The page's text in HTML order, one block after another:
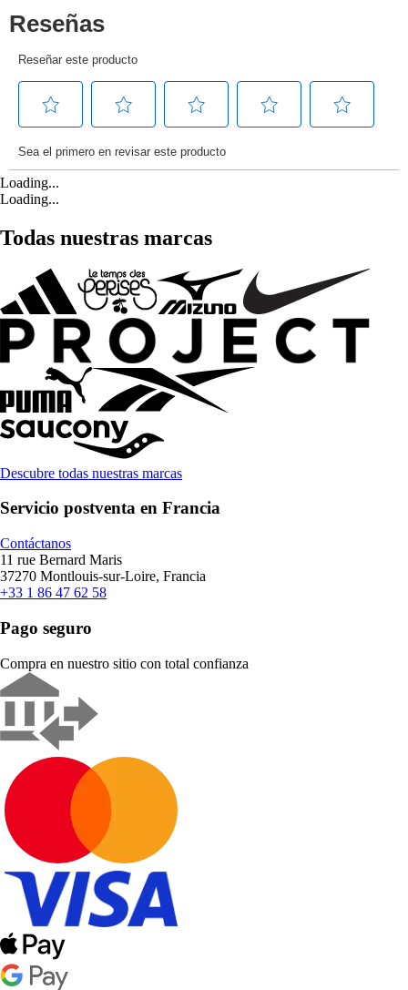
Loading...
Loading...
Todas nuestras marcas
Descubre todas nuestras marcas
Servicio postventa en Francia
Contáctanos
11 rue Bernard Maris
37270 Montlouis-sur-Loire, Francia
+33 1 86 47 62 58
Pago seguro
Compra en nuestro sitio con total confianza